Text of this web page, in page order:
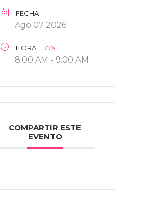
FECHA
Ago 07 2026
HORA COL
8:00 AM - 9:00 AM
COMPARTIR ESTE
EVENTO